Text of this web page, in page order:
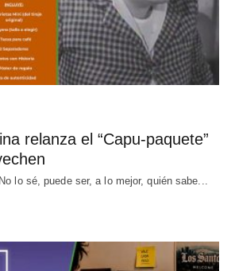
relanza el “Capu-paquete”
lo sé, puede ser, a lo mejor, quién sabe...